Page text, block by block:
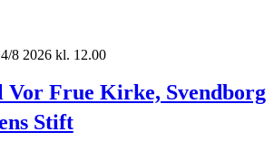
8 2026 kl. 12.00
Vor Frue Kirke, Svendborg
Stift